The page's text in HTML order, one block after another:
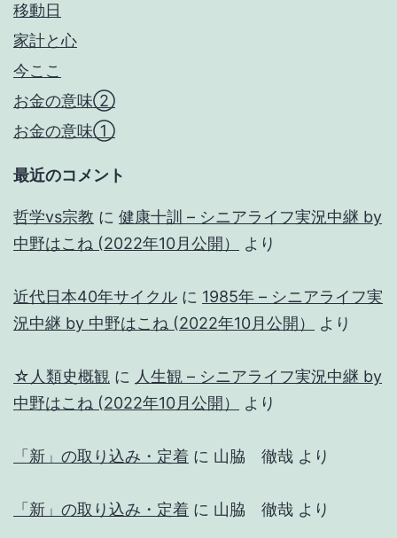
移動日
家計と心
今ここ
お金の意味②
お金の意味①
最近のコメント
哲学vs宗教 に 健康十訓 – シニアライフ実況中継 by
中野はこね (2022年10月公開）
より
近代日本40年サイクル に 1985年 – シニアライフ実
況中継 by 中野はこね (2022年10月公開）
より
☆人類史概観 に 人生観 – シニアライフ実況中継 by
中野はこね (2022年10月公開）
より
「新」の取り込み・定着 に 山脇 徹哉 より
「新」の取り込み・定着 に 山脇 徹哉 より